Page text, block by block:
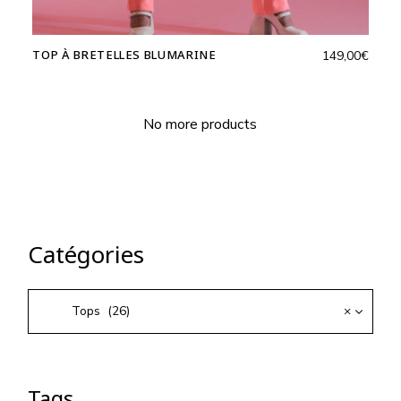
TOP À BRETELLES BLUMARINE 149,00€
No more products
Catégories
×
Tops (26)